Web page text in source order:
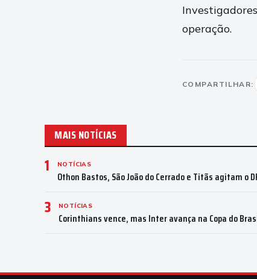
operação.
COMPARTILHAR:
MAIS NOTÍCIAS
1 NOTÍCIAS
Othon Bastos, São João do Cerrado e Titãs agitam o
3 NOTÍCIAS
Corinthians vence, mas Inter avança na Copa do